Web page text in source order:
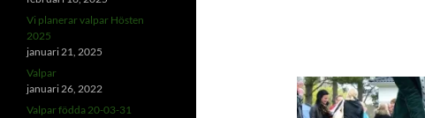
Vi planerar valpar Hösten
2025
januari 21, 2025
Valpar
januari 26, 2022
Valpar födda 20-03-31